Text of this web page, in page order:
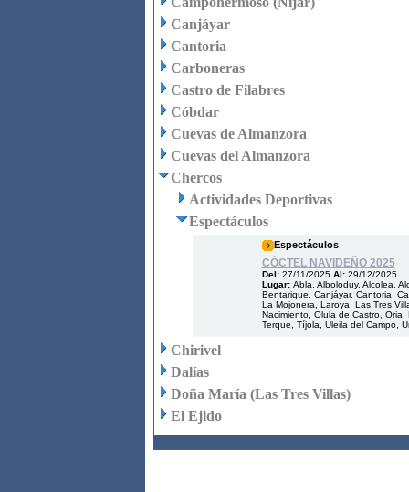
Canjáyar
Cantoria
Carboneras
Castro de Filabres
Cóbdar
Cuevas de Almanzora
Cuevas del Almanzora
Chercos
Actividades Deportivas
Espectáculos
Espectáculos
CÓCTEL NAVIDEÑO 2025
Del: 27/11/2025 Al: 29/12/2025
Lugar: Abla, Alboloduy, Alcolea,
Bentarique, Canjáyar, Cantoria,
La Mojonera, Laroya, Las Tres
Nacimiento, Olula de Castro,
Terque, Tíjola, Uleila del Campo,
Chirivel
Dalías
Doña María (Las Tres Villas)
El Ejido